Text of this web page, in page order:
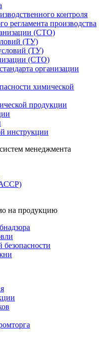
контроля
регламента производства
(СТО)
(ТУ)
(ТУ)
(СТО)
организации
химической
продукции
инструкции
менеджмента
на продукцию